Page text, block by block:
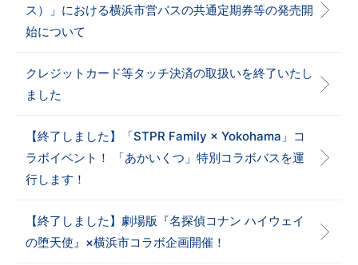
ス）」における横浜市営バスの共通定期券等の発売開
始について
クレジットカード等タッチ決済の取扱いを終了いたし
ました
【終了しました】「STPR Family × Yokohama」コ
ラボイベント！ 「あかいくつ」特別コラボバスを運
行します！
【終了しました】劇場版『名探偵コナン ハイウェイ
の堕天使』×横浜市コラボ企画開催！